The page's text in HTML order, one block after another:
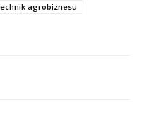
agrobiznesu